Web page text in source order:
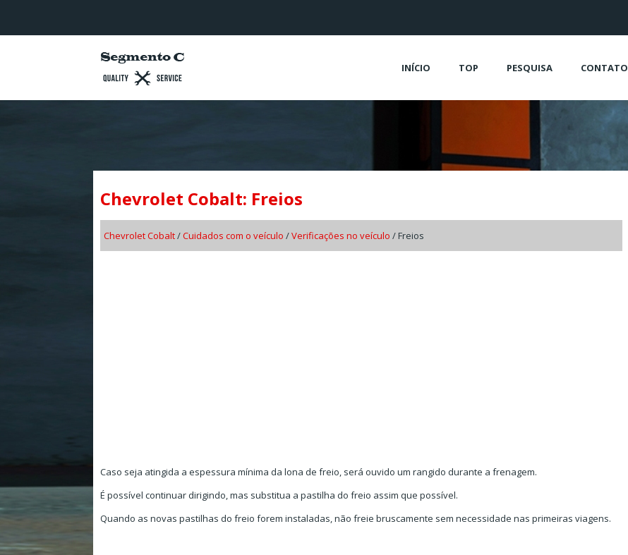
INÍCIO TOP PESQUISA CONTATO
Chevrolet Cobalt: Freios
Chevrolet Cobalt/Cuidados com o veículo /Verificações no veículo / Freios
Caso seja atingida a espessura mínima da lona de freio, será ouvido um rangido durante a frenagem.
É possível continuar dirigindo, mas substitua a pastilha do freio assim que possível.
Quando as novas pastilhas do freio forem instaladas, não freie bruscamente sem necessidade nas primeiras viagens.